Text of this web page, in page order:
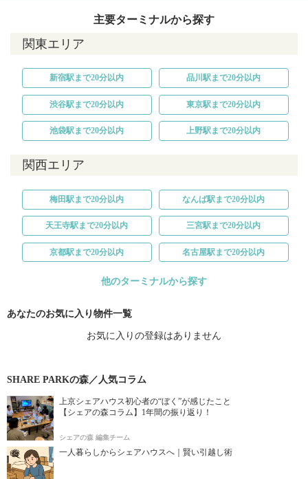
主要ターミナルから探す
関東エリア
新宿駅まで20分以内 品川駅まで20分以内
渋谷駅まで20分以内 東京駅まで20分以内
池袋駅まで20分以内 上野駅まで20分以内
関西エリア
梅田駅まで20分以内 なんば駅まで20分以内
天王寺駅まで20分以内 三宮駅まで20分以内
京都駅まで20分以内 名古屋駅まで20分以内
他のターミナルから探す
あなたのお気に入り物件一覧
お気に入りの登録はありません
SHARE PARKの森／人気コラム
上京シェアハウス初心者の“ぼく”が感じたこと
【シェアの森コラム】1年間の振り返り！
シェアの森 編集チーム
一人暮らしからシェアハウスへ｜賢い引越し術